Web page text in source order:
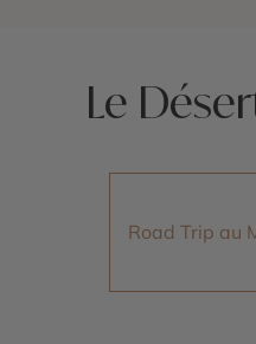
Le
Road Trip au